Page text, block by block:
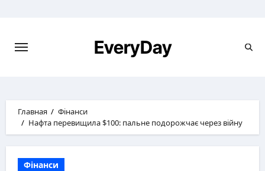
EveryDay
Главная
Фінанси
Нафта перевищила $100: пальне подорожчає через війну
Фінанси